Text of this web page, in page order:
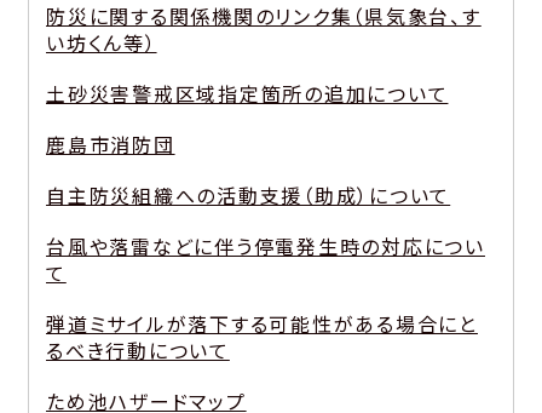
防災に関する関係機関のリンク集（県気象台、す
い坊くん等）
土砂災害警戒区域指定箇所の追加について
鹿島市消防団
自主防災組織への活動支援（助成）について
台風や落雷などに伴う停電発生時の対応につい
て
弾道ミサイルが落下する可能性がある場合にと
るべき行動について
ため池ハザードマップ